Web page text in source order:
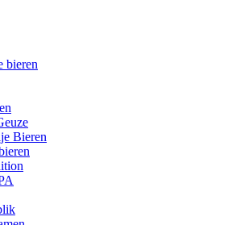
bieren
Bieren